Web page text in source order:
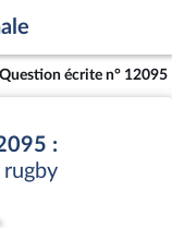
Question écrite n° 12095
: